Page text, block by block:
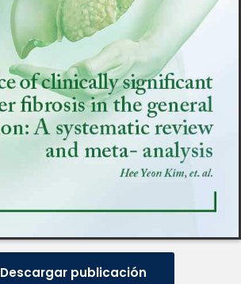
Descargar publicación